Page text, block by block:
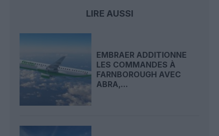
LIRE AUSSI
EMBRAER ADDITIONNE
LES COMMANDES À
FARNBOROUGH AVEC
ABRA,...